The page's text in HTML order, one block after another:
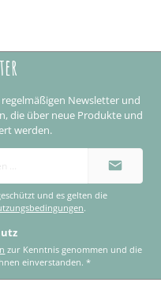
Newsletter und
die über neue Produkte und
werden.
und es gelten die
.
einverstanden.*